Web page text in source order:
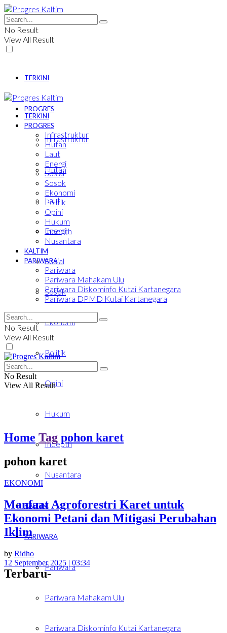
No Result
View All Result
TERKINI
PROGRES
Infrastruktur
Hutan
Laut
Energi
Sosial
Sosok
Ekonomi
Politik
Opini
Hukum
Indepth
Nusantara
KALTIM
PARIWARA
Pariwara
Pariwara Mahakam Ulu
Pariwara Diskominfo Kutai Kartanegara
TERKINI
PROGRES
Infrastruktur
Hutan
Laut
Energi
Sosial
Sosok
Ekonomi
Politik
Opini
Hukum
Indepth
Nusantara
KALTIM
PARIWARA
Pariwara
Pariwara Mahakam Ulu
Pariwara Diskominfo Kutai Kartanegara
Pariwara DPMD Kutai Kartanegara
No Result
View All Result
No Result
View All Result
Home Tag pohon karet
pohon karet
EKONOMI
Manfaat Agroforestri Karet untuk
Ekonomi Petani dan Mitigasi Perubahan
Iklim
by Ridho
12 September 2025 | 03:34
Terbaru-